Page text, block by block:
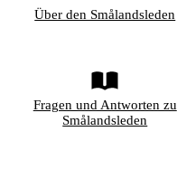
Über den Smålandsleden
Fragen und Antworten zu
Smålandsleden